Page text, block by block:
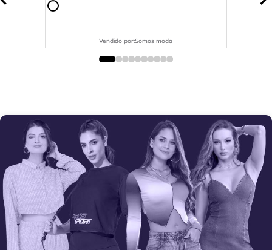
Vendido por:Somos moda